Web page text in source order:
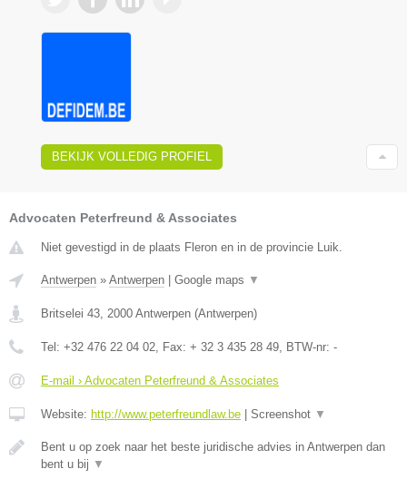
BEKIJK VOLLEDIG PROFIEL
Advocaten Peterfreund & Associates
Niet gevestigd in de plaats Fleron en in de provincie Luik.
Antwerpen » Antwerpen Google maps ▼
Britselei 43 2000 Antwerpen (Antwerpen)
Tel: +32 476 22 04 02 , Fax: + 32 3 435 28 49 , BTW-nr: -
E-mail › Advocaten Peterfreund & Associates
Website: http://www.peterfreundlaw.be Screenshot ▼
Bent u op zoek naar het beste juridische advies in Antwerpen dan
bent u bij ▼